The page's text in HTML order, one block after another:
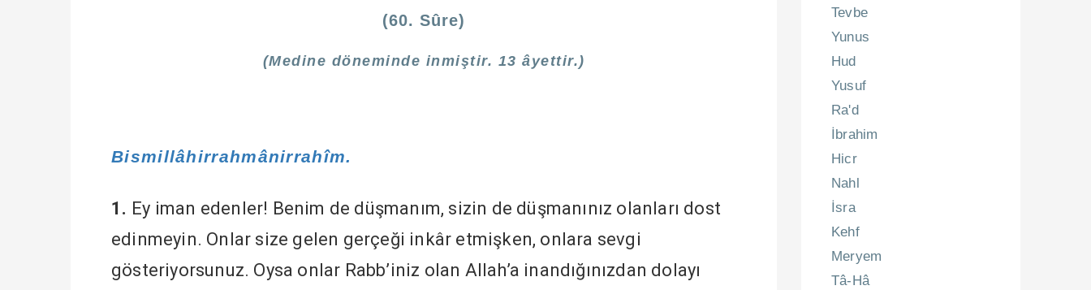
(60. Sûre)
(Medine döneminde inmiştir. 13 âyettir.)
Bismillâhirrahmânirrahîm.
1. Ey iman edenler! Benim de düşmanım, sizin de düşmanınız olanları dost
edinmeyin. Onlar size gelen gerçeği inkâr etmişken, onlara sevgi
gösteriyorsunuz. Oysa onlar Rabb’iniz olan Allah’a inandığınızdan dolayı
Tevbe
Yunus
Hud
Yusuf
Ra'd
İbrahim
Hicr
Nahl
İsra
Kehf
Meryem
Tâ-Hâ